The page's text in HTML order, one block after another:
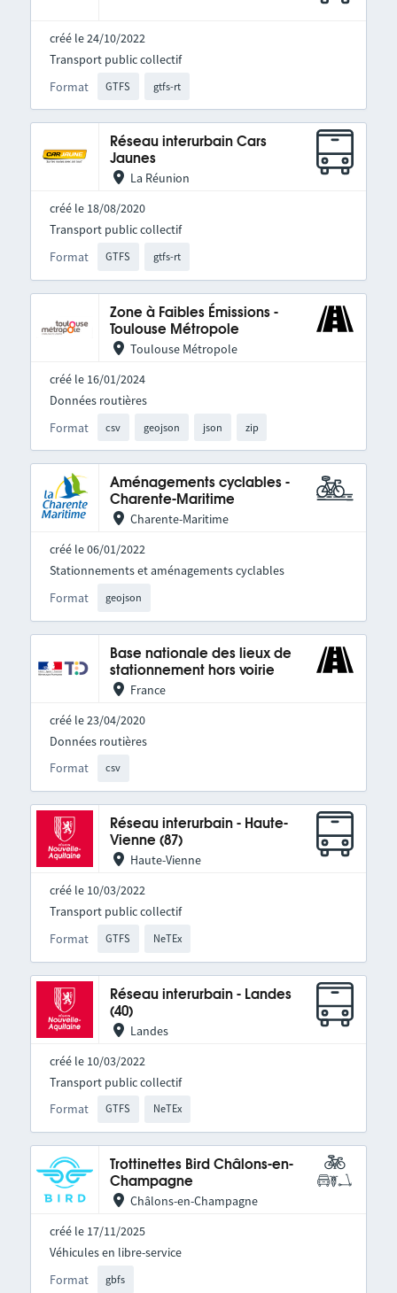
créé le 24/10/2022
Format GTFS gtfs-rt
Transport public collectif
Réseau interurbain Cars
Jaunes
La Réunion
créé le 18/08/2020
Format GTFS gtfs-rt
Transport public collectif
Zone à Faibles Émissions -
Toulouse Métropole
Toulouse Métropole
créé le 16/01/2024
Format csv geojson json zip
Données routières
Aménagements cyclables -
Charente-Maritime
Charente-Maritime
créé le 06/01/2022
Format geojson
Stationnements et aménagements cyclables
Base nationale des lieux de
stationnement hors voirie
France
créé le 23/04/2020
Format csv
Données routières
Réseau interurbain - Haute-
Vienne (87)
Haute-Vienne
créé le 10/03/2022
Format GTFS NeTEx
Transport public collectif
Réseau interurbain - Landes
(40)
Landes
créé le 10/03/2022
Format GTFS NeTEx
Transport public collectif
Trottinettes Bird Châlons-en-
Champagne
Châlons-en-Champagne
créé le 17/11/2025
Format gbfs
Véhicules en libre-service